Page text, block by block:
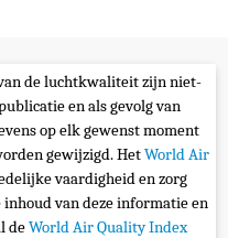
de luchtkwaliteit zijn niet-
en als gevolg van
op elk gewenst moment
gewijzigd. HetWorld Air
vaardigheid en zorg
van deze informatie en
deWorld Air Quality Index